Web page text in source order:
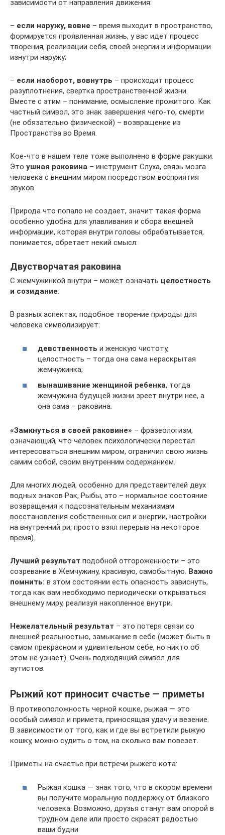
зависимости от направления движения:
– если наружу, вовне – время выходит в пространство,
формируется проявленная жизнь, у вас идет процесс
творения, реализации себя, своей энергии и информации
изнутри наружу;
– если наоборот, вовнутрь – происходит процесс
разуплотнения, свертка пространственной жизни.
Вместе с этим – понимание, осмысление прожитого. Как
частный символ, это знак завершения чего-то, смерти
(не обязательно физической) – возвращение из
Пространства во Время.
Кое-что в нашем теле тоже выполнено в форме ракушки.
Это ушная раковина – инструмент Слуха, связь мозга
человека с внешним миром посредством восприятия
звуков.
Природа что попало не создает, значит такая форма
особенно удобна для улавливания и сбора внешней
информации, которая внутри головы обрабатывается,
понимается, обретает некий смысл:
Двустворчатая раковина
С жемчужинкой внутри – может означать целостность
и созидание.
В разных аспектах, подобное творение природы для
человека символизирует:
девственность и женскую чистоту,
целостность – тогда она сама нераскрытая
жемчужинка;
вынашивание женщиной ребенка, тогда
жемчужина будущей жизни зреет внутри нее, а
она сама – раковина.
«Замкнуться в своей раковине» – фразеологизм,
означающий, что человек психологически перестал
интересоваться внешним миром, ограничил свою жизнь
самим собой, своим внутренним содержанием.
Для многих людей, особенно для представителей двух
водных знаков Рак, Рыбы, это – нормальное состояние
возвращения к подсознательным механизмам
восстановления собственных сил и энергии, настройки
на внутренний ри, просто взял перерыв на некоторое
время).
Лучший результат подобной отгороженности – это
созревание в Жемчужину, красивую, самобытную. Важно
помнить: в этом состоянии есть опасность зависнуть,
тогда как вам необходимо периодически открываться
внешнему миру, реализуя накопленное внутри.
Нежелательный результат – это потеря связи со
внешней реальностью, замыкание в себе (может быть в
самом прекрасном и удивительном себе, но никто об
этом не узнает). Очень подходящий символ для
аутистов.
Рыжий кот приносит счастье — приметы
В противоположность черной кошке, рыжая — это
особый символ и примета, приносящая удачу и везение.
В зависимости от того, как и где вы встретили рыжую
кошку, можно судить о том, на сколько вам повезет.
Приметы на счастье при встречи рыжего кота:
Рыжая кошка — знак того, что в скором времени
вы получите моральную поддержку от близкого
человека. Возможно, друзья станут вам опорой в
трудном деле или просто скрасят радостью
ваши будни